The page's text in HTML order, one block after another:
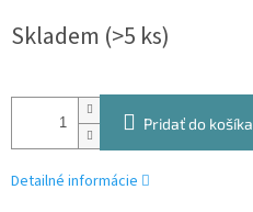
cena:
Skladem (>5 ks)
Pridať do košíka
Detailné informácie